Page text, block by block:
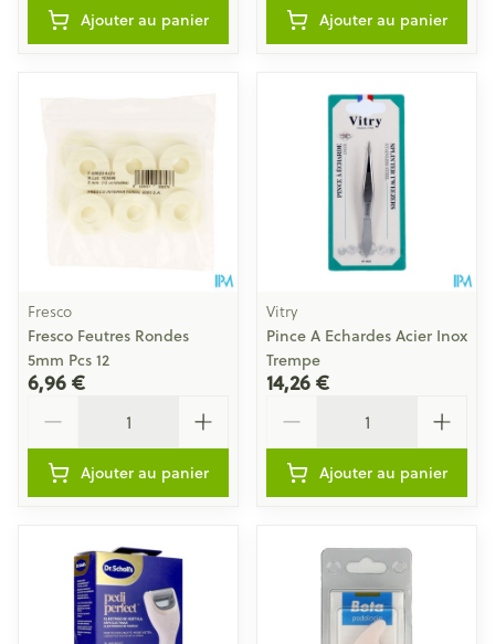
Ajouter au panier Ajouter au panier
Fresco
Fresco Feutres Rondes
5mm Pcs 12
6,96 €
Ajouter au panier
Vitry
Pince A Echardes Acier Inox
Trempe
14,26 €
Ajouter au panier